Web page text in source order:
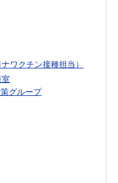
ワクチン接種担当）
グループ